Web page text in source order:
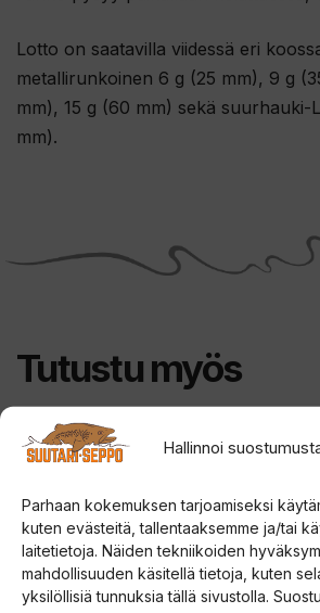
Hallinnoi
Parhaan kokemuksen tarjoamiseksi
kuten evästeitä, tallentaaksemme ja/tai
laitetietoja. Näiden tekniikoiden
mahdollisuuden käsitellä tietoja, kuten
yksilöllisiä tunnuksia tällä sivustolla.
Lotto on saatavilla viidessä eri
metallirunkoinen 6 g (25 mm), 9 g
mm), 15 g (60 mm) sekä suurhauki-
mm).
Tutustu myös
ALE!
Tällä
on
useampi
muunnelma.
Voit
Tällä
on
useampi
Voit